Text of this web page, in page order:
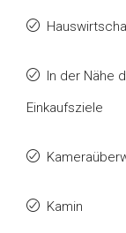
In der Nähe
Einkaufsziele
Kamin